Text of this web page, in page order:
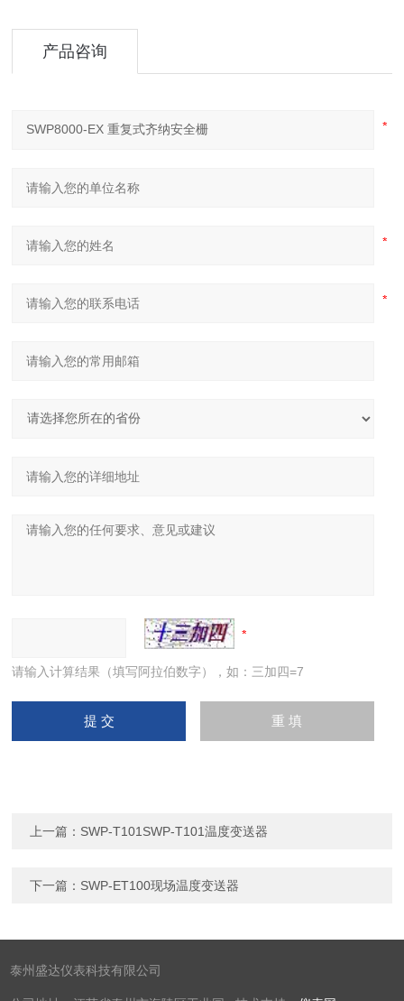
产品咨询
请输入计算结果（填写阿拉伯数字），如：三加四=7
上一篇： SWP-T101SWP-T101温度变送器
下一篇： SWP-ET100现场温度变送器
泰州盛达仪表科技有限公司